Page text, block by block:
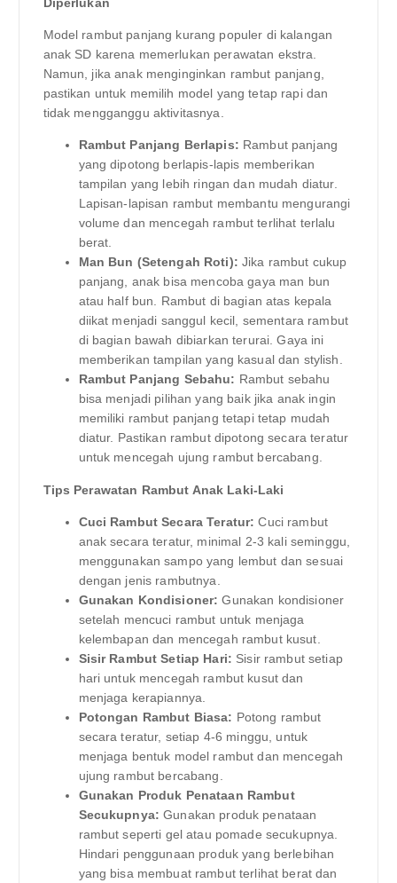
Diperlukan
Model rambut panjang kurang populer di kalangan
anak SD karena memerlukan perawatan ekstra.
Namun, jika anak menginginkan rambut panjang,
pastikan untuk memilih model yang tetap rapi dan
tidak mengganggu aktivitasnya.
Rambut Panjang Berlapis: Rambut panjang
yang dipotong berlapis-lapis memberikan
tampilan yang lebih ringan dan mudah diatur.
Lapisan-lapisan rambut membantu mengurangi
volume dan mencegah rambut terlihat terlalu
berat.
Man Bun (Setengah Roti): Jika rambut cukup
panjang, anak bisa mencoba gaya man bun
atau half bun. Rambut di bagian atas kepala
diikat menjadi sanggul kecil, sementara rambut
di bagian bawah dibiarkan terurai. Gaya ini
memberikan tampilan yang kasual dan stylish.
Rambut Panjang Sebahu: Rambut sebahu
bisa menjadi pilihan yang baik jika anak ingin
memiliki rambut panjang tetapi tetap mudah
diatur. Pastikan rambut dipotong secara teratur
untuk mencegah ujung rambut bercabang.
Tips Perawatan Rambut Anak Laki-Laki
Cuci Rambut Secara Teratur: Cuci rambut
anak secara teratur, minimal 2-3 kali seminggu,
menggunakan sampo yang lembut dan sesuai
dengan jenis rambutnya.
Gunakan Kondisioner: Gunakan kondisioner
setelah mencuci rambut untuk menjaga
kelembapan dan mencegah rambut kusut.
Sisir Rambut Setiap Hari: Sisir rambut setiap
hari untuk mencegah rambut kusut dan
menjaga kerapiannya.
Potongan Rambut Biasa: Potong rambut
secara teratur, setiap 4-6 minggu, untuk
menjaga bentuk model rambut dan mencegah
ujung rambut bercabang.
Gunakan Produk Penataan Rambut
Secukupnya: Gunakan produk penataan
rambut seperti gel atau pomade secukupnya.
Hindari penggunaan produk yang berlebihan
yang bisa membuat rambut terlihat berat dan